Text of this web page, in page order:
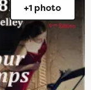
+1 photo